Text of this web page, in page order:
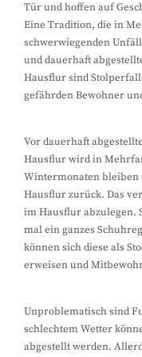
Tür und hoffen auf
Eine Tradition, die in
schwerwiegenden
und dauerhaft
Hausflur sind
gefährden Bewohner
Vor dauerhaft
Hausflur wird in
Wintermonaten bleiben
Hausflur zurück. Das
im Hausflur abzulegen.
mal ein ganzes
können sich diese als
erweisen und
Unproblematisch sind
schlechtem Wetter
abgestellt werden.